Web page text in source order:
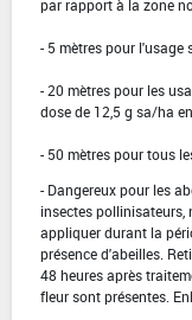
par rapport à la zone
- 5 mètres pour l'usage
- 20 mètres pour les
dose de 12,5 g sa/ha
- 50 mètres pour tous
- Dangereux pour les
insectes
appliquer durant la
présence d'abeilles.
48 heures après
fleur sont présentes.